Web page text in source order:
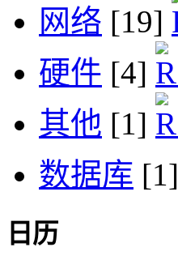
网络 [19]
硬件 [4]
其他 [1]
数据库 [1]
日历